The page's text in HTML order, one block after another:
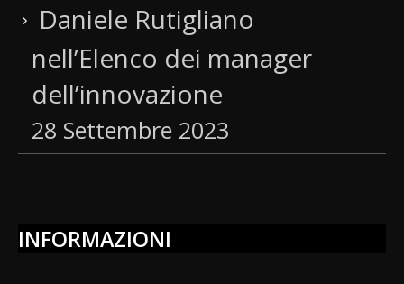
Daniele Rutigliano
nell’Elenco dei manager
dell’innovazione
28 Settembre 2023
INFORMAZIONI